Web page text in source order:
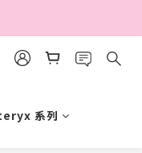
系列